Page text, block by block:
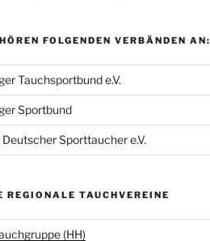
FOLGENDEN VERBÄNDEN AN:
Tauchsportbund e.V.
Sportbund
Sporttaucher e.V.
REGIONALE TAUCHVEREINE
(HH)